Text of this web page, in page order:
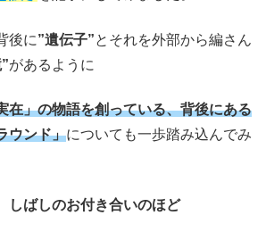
後に”遺伝子”とそれを外部から編さん
があるように
在」の物語を創っている、背後にある
ウンド」についても一歩踏み込んでみ
しばしのお付き合いのほど